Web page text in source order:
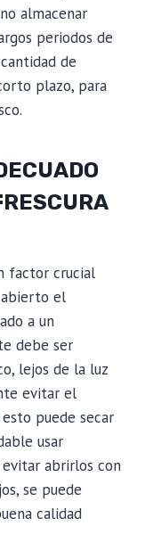
almacenar
periodos de
de
plazo, para
factor crucial
abierto el
a un
debe ser
lejos de la luz
evitar el
puede secar
usar
abrirlos con
se puede
calidad